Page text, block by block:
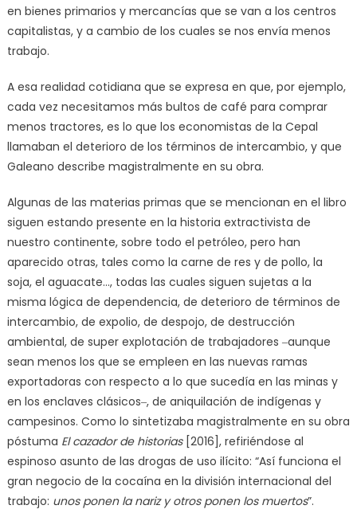
en bienes primarios y mercancías que se van a los centros
capitalistas, y a cambio de los cuales se nos envía menos
trabajo.
A esa realidad cotidiana que se expresa en que, por ejemplo,
cada vez necesitamos más bultos de café para comprar
menos tractores, es lo que los economistas de la Cepal
llamaban el deterioro de los términos de intercambio, y que
Galeano describe magistralmente en su obra.
Algunas de las materias primas que se mencionan en el libro
siguen estando presente en la historia extractivista de
nuestro continente, sobre todo el petróleo, pero han
aparecido otras, tales como la carne de res y de pollo, la
soja, el aguacate…, todas las cuales siguen sujetas a la
misma lógica de dependencia, de deterioro de términos de
intercambio, de expolio, de despojo, de destrucción
ambiental, de super explotación de trabajadores ‒aunque
sean menos los que se empleen en las nuevas ramas
exportadoras con respecto a lo que sucedía en las minas y
en los enclaves clásicos‒, de aniquilación de indígenas y
campesinos. Como lo sintetizaba magistralmente en su obra
póstuma El cazador de historias [2016], refiriéndose al
espinoso asunto de las drogas de uso ilícito: “Así funciona el
gran negocio de la cocaína en la división internacional del
trabajo: unos ponen la nariz y otros ponen los muertos”.